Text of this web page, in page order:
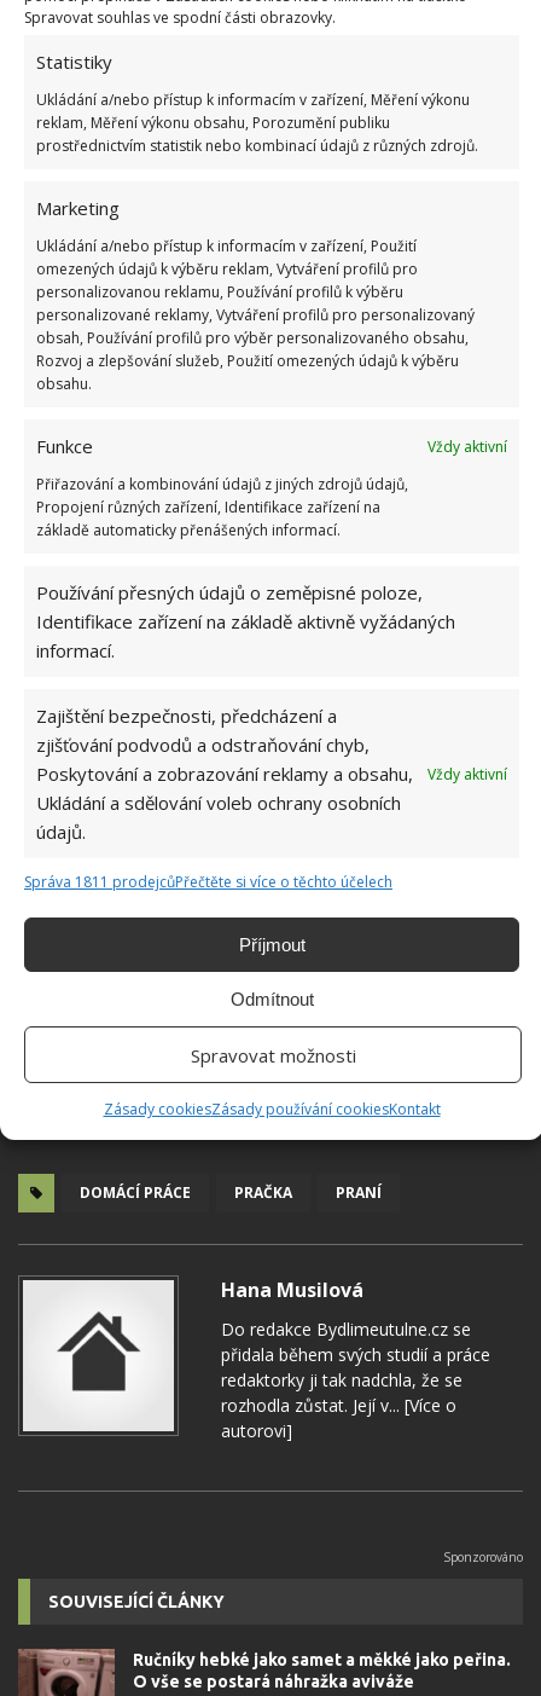
Spravovat souhlas ve spodní části obrazovky.
Statistiky
Ukládání a/nebo přístup k informacím v zařízení, Měření výkonu
reklam, Měření výkonu obsahu, Porozumění publiku
prostřednictvím statistik nebo kombinací údajů z různých zdrojů.
Marketing
Ukládání a/nebo přístup k informacím v zařízení, Použití
omezených údajů k výběru reklam, Vytváření profilů pro
personalizovanou reklamu, Používání profilů k výběru
personalizované reklamy, Vytváření profilů pro personalizovaný
obsah, Používání profilů pro výběr personalizovaného obsahu,
Rozvoj a zlepšování služeb, Použití omezených údajů k výběru
obsahu.
Funkce
Vždy aktivní
Přiřazování a kombinování údajů z jiných zdrojů údajů,
Propojení různých zařízení, Identifikace zařízení na
základě automaticky přenášených informací.
Používání přesných údajů o zeměpisné poloze,
Identifikace zařízení na základě aktivně vyžádaných
informací.
Zajištění bezpečnosti, předcházení a
zjišťování podvodů a odstraňování chyb,
Poskytování a zobrazování reklamy a obsahu,
Ukládání a sdělování voleb ochrany osobních
údajů.
Vždy aktivní
Správa 1811 prodejcůPřečtěte si více o těchto účelech
Příjmout
Odmítnout
Spravovat možnosti
Zásady cookiesZásady používání cookiesKontakt
Sušte bez předchozího ždímání.
Sušte na rovném povrchu.
Obecné tipy na hedvábné prádlo,
které při praní využijete
Pokud chcete hedvábí vyprat v pračce, je nutné dbát
na to, že je potřeba použít speciální program. Jsou
také prací prostředky speciálně určené pro tento
druh tkaniny. Hedvábí se nesmí namáčet ani na něj
používat bělidlo. Při ručním praní hedvábí moc
nemačkejte ani si nepomáhejte kartáčky.
Teplota vhodná pro praní hedvábného prádla je
mezi 20 až 25 stupni. Do vody můžete dát trochu
octa – zvýrazní barvu oblečení, a pokud ho perete
poprvé, ustálí jeho barvy. Hedvábí nedávejte nikdy
nejlépe na rovném povrchu. Pokud je potřeba
hedvábné oblečení žehlit, je dobré mít hedvábí
DOMÁCÍ PRÁCE PRAČKA PRANÍ
Hana Musilová
Do redakce Bydlimeutulne.cz se
přidala během svých studií a práce
redaktorky ji tak nadchla, že se
rozhodla zůstat. Její v... [Více o
autorovi]
SOUVISEJÍCÍ ČLÁNKY
Ručníky hebké jako samet a měkké jako peřina.
O vše se postará náhražka aviváže